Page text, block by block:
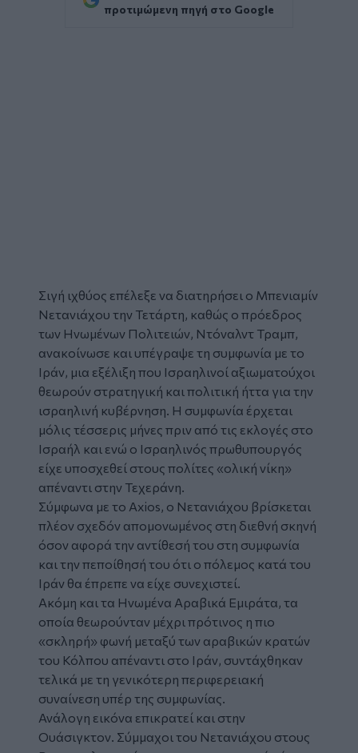
προτιμώμενη πηγή στο Google
Σιγή ιχθύος επέλεξε να διατηρήσει ο Μπενιαμίν
Νετανιάχου την Τετάρτη, καθώς ο πρόεδρος
των Ηνωμένων Πολιτειών, Ντόναλντ Τραμπ,
ανακοίνωσε και υπέγραψε τη συμφωνία με το
Ιράν, μια εξέλιξη που Ισραηλινοί αξιωματούχοι
θεωρούν στρατηγική και πολιτική ήττα για την
ισραηλινή κυβέρνηση. Η συμφωνία έρχεται
μόλις τέσσερις μήνες πριν από τις εκλογές στο
Ισραήλ και ενώ ο Ισραηλινός πρωθυπουργός
είχε υποσχεθεί στους πολίτες «ολική νίκη»
απέναντι στην Τεχεράνη.
Σύμφωνα με το Axios, ο Νετανιάχου βρίσκεται
πλέον σχεδόν απομονωμένος στη διεθνή σκηνή
όσον αφορά την αντίθεσή του στη συμφωνία
και την πεποίθησή του ότι ο πόλεμος κατά του
Ιράν θα έπρεπε να είχε συνεχιστεί.
Ακόμη και τα Ηνωμένα Αραβικά Εμιράτα, τα
οποία θεωρούνταν μέχρι πρότινος η πιο
«σκληρή» φωνή μεταξύ των αραβικών κρατών
του Κόλπου απέναντι στο Ιράν, συντάχθηκαν
τελικά με τη γενικότερη περιφερειακή
συναίνεση υπέρ της συμφωνίας.
Ανάλογη εικόνα επικρατεί και στην
Ουάσιγκτον. Σύμμαχοι του Νετανιάχου στους